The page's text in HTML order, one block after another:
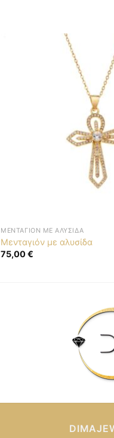
ΜΕΝΤΑΓΙΌΝ ΜΕ ΑΛΥΣΊΔΑ
Μενταγιόν με αλυσίδα
75,00€